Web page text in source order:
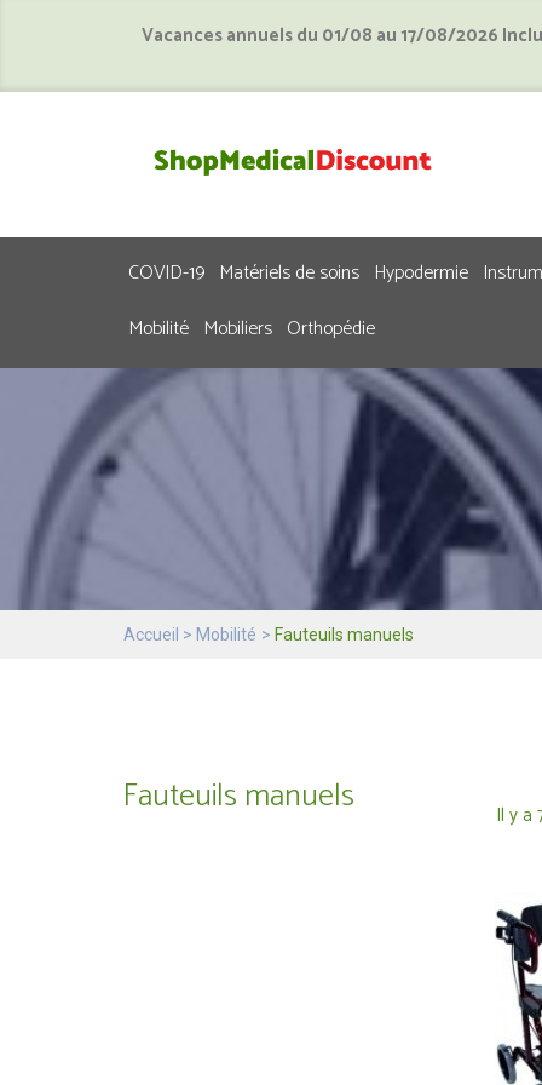
Vacances annuels du 01/08 au 17/08/2026
COVID-19 Matériels de soins Hypodermie
Mobilité Mobiliers Orthopédie
Accueil Mobilité Fauteuils manuels
Fauteuils manuels Il y a